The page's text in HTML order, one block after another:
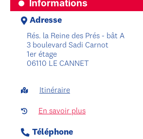
Informations
Adresse
Rés. la Reine des Prés - bât A
3 boulevard Sadi Carnot
1er étage
06110 LE CANNET
Itinéraire
En savoir plus
Téléphone